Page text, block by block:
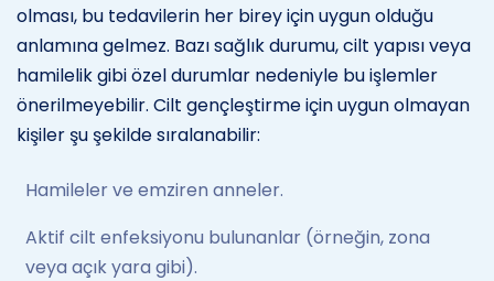
olması, bu tedavilerin her birey için uygun olduğu
anlamına gelmez. Bazı sağlık durumu, cilt yapısı veya
hamilelik gibi özel durumlar nedeniyle bu işlemler
önerilmeyebilir. Cilt gençleştirme için uygun olmayan
kişiler şu şekilde sıralanabilir:
Hamileler ve emziren anneler.
Aktif cilt enfeksiyonu bulunanlar (örneğin, zona
veya açık yara gibi).